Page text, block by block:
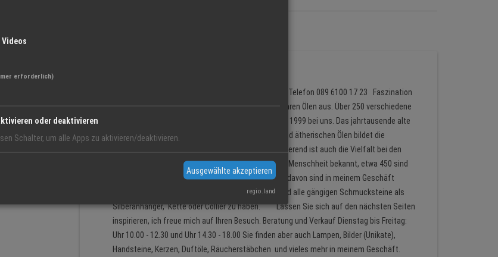
Der Geschenke- und Edelsteinladen in Unterhaching Telefon 089 6100 17 23 Faszination
pur geht von alters her von edlen Steinen und kostbaren Ölen aus. Über 250 verschiedene
ätherische Öle der Marke PRIMAVERA finden Sie seit 1999 bei uns. Das jahrtausende alte
Wissen über die Wirkungsweisen von Heilkräutern und ätherischen Ölen bildet die
Grundlage der Aromakultur und Aromapflege. Faszinierend ist auch die Vielfalt bei den
Edelsteinen: 4.500 verschiedene Mineralien sind der Menschheit bekannt, etwa 450 sind
als Schmuck- und Heilsteine beschrieben. Über 250 davon sind in meinem Geschäft
erhältlich. Von Achat über Rosenquarz bis Zoisit sind alle gängigen Schmucksteine als
Silberanhänger, Kette oder Collier zu haben. Lassen Sie sich auf den nächsten Seiten
inspirieren, ich freue mich auf Ihren Besuch. Beratung und Verkauf Dienstag bis Freitag:
Uhr 10.00 - 12.30 und Uhr 14.30 - 18.00 Sie finden aber auch Lampen, Bilder (Unikate),
Handsteine, Kerzen, Duftöle, Räucherstäbchen und vieles mehr in meinem Geschäft.
erforderlich)
oder deaktivieren
Schalter, um alle Apps zu aktivieren/deaktivieren.
Ausgewählte akzeptieren
regio.land